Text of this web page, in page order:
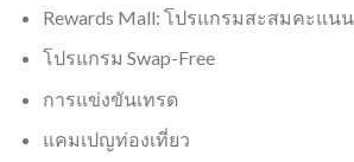
Rewards Mall: โปรแกรมสะสมคะแน
โปรแกรม Swap-Free
การแข่งขันเทรด
แคมเปญท่องเที่ยว